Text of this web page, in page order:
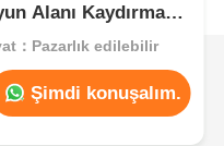
Alanı Kaydırma
oyuncaklar
：Pazarlık edilebilir
Şimdi konuşalım.